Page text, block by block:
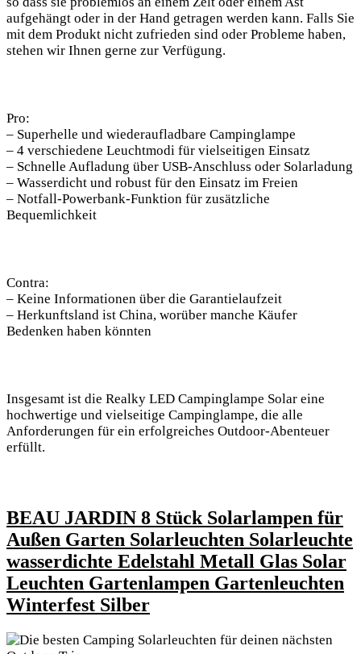
aufgehängt oder in der Hand getragen werden kann. ‍Falls ​Sie
mit dem Produkt nicht zufrieden sind oder Probleme haben,
stehen wir Ihnen gerne zur Verfügung.
Pro:
– Superhelle und wiederaufladbare Campinglampe
– 4 ⁤verschiedene Leuchtmodi für vielseitigen Einsatz
– Schnelle Aufladung über USB-Anschluss oder Solarladung
– Wasserdicht und ​robust für den Einsatz im⁤ Freien
– Notfall-Powerbank-Funktion für zusätzliche
Bequemlichkeit
Contra:
– Keine Informationen ⁣über die Garantielaufzeit
– Herkunftsland ist China, worüber manche Käufer
Bedenken haben könnten
Insgesamt ist die Realky LED Campinglampe Solar eine
hochwertige und⁣ vielseitige Campinglampe, die alle
Anforderungen⁢ für ein erfolgreiches Outdoor-Abenteuer
erfüllt.
BEAU JARDIN 8 Stück Solarlampen für
Außen Garten‍ Solarleuchten Solarleuchte
wasserdichte Edelstahl Metall Glas Solar
Leuchten Gartenlampen Gartenleuchten
Winterfest Silber